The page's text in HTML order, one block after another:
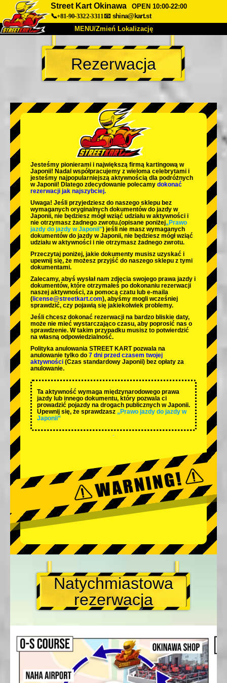
Street Kart Okinawa
OPEN 10:00-22:00
📞+81-90-3322-3311📧 shina@kart.st
MENU/Zmień Lokalizację
TOP
O nas Specyfikacja Cena
Firma Rezerwacja
Zmień Lokalizację
Tokyo Shinagawa Tokyo Akihabara#1
Tokyo Akihabara#2
Tokyo Shibuya Annex Tokyo Bay
Tokyo Asakusa Osaka
Okinawa
Rezerwacja
Jesteśmy pionierami i największą firmą kartingową w
Japonii! Nadal współpracujemy z wieloma celebrytami i
jesteśmy najpopularniejszą aktywnością dla podróżnych
w Japonii! Dlatego zdecydowanie polecamy dokonać
rezerwacji jak najszybciej.
Uwaga! Jeśli przyjedziesz do naszego sklepu bez
wymaganych oryginalnych dokumentów do jazdy w
Japonii, nie będziesz mógł wziąć udziału w aktywności i
nie otrzymasz żadnego zwrotu.(opisane poniżej„Prawo
jazdy do jazdy w Japonii”) jeśli nie masz wymaganych
dokumentów do jazdy w Japonii, nie będziesz mógł wziąć
udziału w aktywności i nie otrzymasz żadnego zwrotu.
Przeczytaj poniżej, jakie dokumenty musisz uzyskać i
upewnij się, że możesz przyjść do naszego sklepu z tymi
dokumentami.
Zalecamy, abyś wysłał nam zdjęcia swojego prawa jazdy i
dokumentów, które otrzymałeś po dokonaniu rezerwacji
naszej aktywności, za pomocą czatu lub e-maila
( license@streetkart.com), abyśmy mogli wcześniej
sprawdzić, czy pojawią się jakiekolwiek problemy.
Jeśli chcesz dokonać rezerwacji na bardzo bliskie daty,
może nie mieć wystarczająco czasu, aby poprosić nas o
sprawdzenie. W takim przypadku musisz to potwierdzić
na własną odpowiedzialność.
Polityka anulowania STREET KART pozwala na
anulowanie tylko do 7 dni przed czasem twojej
aktywności (Czas standardowy Japonii) bez opłaty za
anulowanie.
Ta aktywność wymaga międzynarodowego prawa
jazdy lub innego dokumentu, który pozwala ci
prowadzić pojazdy na drogach publicznych w Japonii.
Upewnij się, że sprawdzasz „Prawo jazdy do jazdy w
Japonii”
Natychmiastowa
rezerwacja